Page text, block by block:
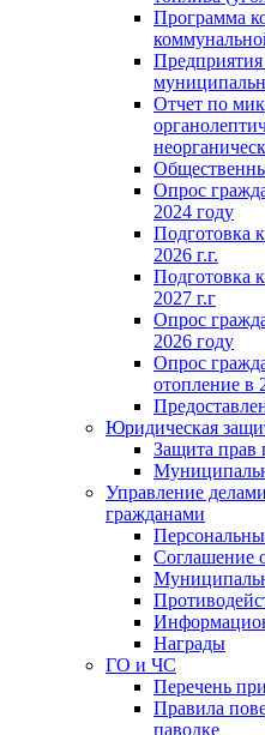
Программа
Отчет по
Опрос
2024 году
Подготовка
2026 г.г.
Подготовка
2027 г.г
Опрос
2026 году
Опрос
отопление в
Юридическая
Защита прав
Управление
гражданами
Соглашение
Награды
ГО и ЧС
Перечень
Правила
паводке